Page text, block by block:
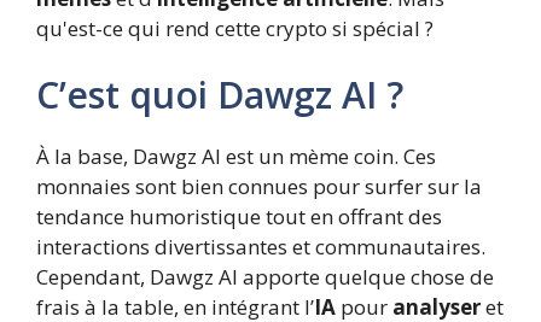
qu'est-ce qui rend cette crypto si spécial ?
C’est quoi Dawgz AI ?
À la base, Dawgz AI est un mème coin. Ces
monnaies sont bien connues pour surfer sur la
tendance humoristique tout en offrant des
interactions divertissantes et communautaires.
Cependant, Dawgz AI apporte quelque chose de
frais à la table, en intégrant l’IA pour analyseret